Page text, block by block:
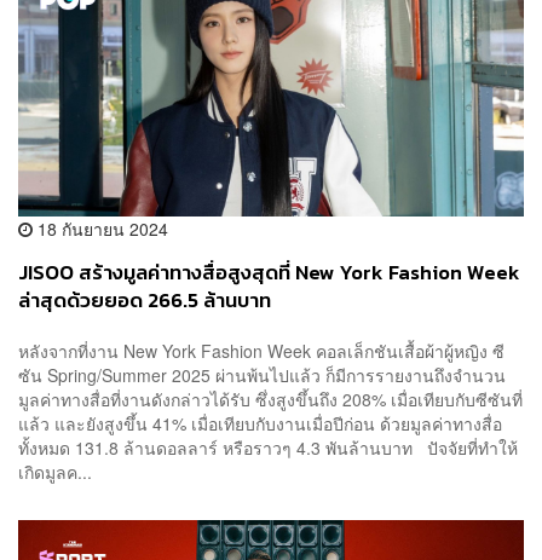
18 กันยายน 2024
JISOO สร้างมูลค่าทางสื่อสูงสุดที่ New York Fashion Week
ล่าสุดด้วยยอด 266.5 ล้านบาท
หลังจากที่งาน New York Fashion Week คอลเล็กชันเสื้อผ้าผู้หญิง ซี
ซัน Spring/Summer 2025 ผ่านพ้นไปแล้ว ก็มีการรายงานถึงจำนวน
มูลค่าทางสื่อที่งานดังกล่าวได้รับ ซึ่งสูงขึ้นถึง 208% เมื่อเทียบกับซีซันที่
แล้ว และยังสูงขึ้น 41% เมื่อเทียบกับงานเมื่อปีก่อน ด้วยมูลค่าทางสื่อ
ทั้งหมด 131.8 ล้านดอลลาร์ หรือราวๆ 4.3 พันล้านบาท ปัจจัยที่ทำให้
เกิดมูลค...